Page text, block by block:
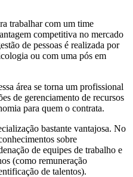
trabalhar com um time
competitiva no mercado
de pessoas é realizada por
ou com uma pós em
área se torna um profissional
de gerenciamento de recursos
para quem o contrata.
bastante vantajosa. No
sobre
de equipes de trabalho e
(como remuneração
de talentos).